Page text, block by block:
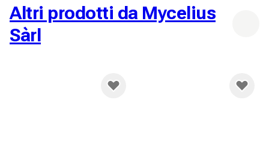
Altri prodotti da Mycelius
Sàrl